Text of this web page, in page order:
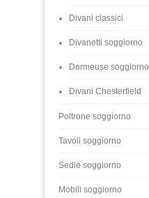
Divani classici
Divanetti soggiorno
Dormeuse soggiorno
Divani Chesterfield
Poltrone soggiorno
Tavoli soggiorno
Sedie soggiorno
Mobili soggiorno